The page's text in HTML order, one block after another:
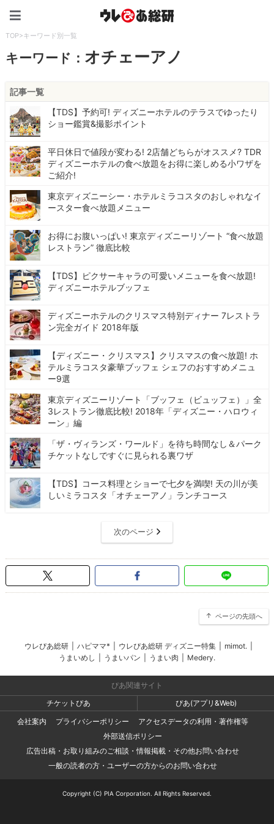
TOP>キーワード別一覧
キーワード： オチェーアノ
記事一覧
【TDS】予約可! ディズニーホテルのテラスでゆったり
ショー鑑賞&撮影ポイント
平日休日で値段が変わる! 2店舗どちらがオススメ? TDR
ディズニーホテルの食べ放題をお得に楽しめる小ワザを
ご紹介!
東京ディズニーシー・ホテルミラコスタのおしゃれなイ
ースター食べ放題メニュー
お得にお腹いっぱい! 東京ディズニーリゾート “食べ放題
レストラン” 徹底比較
【TDS】ピクサーキャラの可愛いメニューを食べ放題!
ディズニーホテルブッフェ
ディズニーホテルのクリスマス特別ディナー 7レストラ
ン完全ガイド 2018年版
【ディズニー・クリスマス】クリスマスの食べ放題! ホ
テルミラコスタ豪華ブッフェ シェフのおすすめメニュ
ー9選
東京ディズニーリゾート「ブッフェ（ビュッフェ）」全
3レストラン徹底比較! 2018年「ディズニー・ハロウィ
ーン」編
「ザ・ヴィランズ・ワールド」を待ち時間なし＆パーク
チケットなしですぐに見られる裏ワザ
【TDS】コース料理とショーで七夕を満喫! 天の川が美
しいミラコスタ「オチェーアノ」ランチコース
次のページ
ページの先頭へ
ウレぴあ総研 ハピママ* ウレぴあ総研 ディズニー特集 mimot.
うまいめし
うまいパン うまい肉 Medery.
ぴあ関連サイト
チケットぴあ
ぴあ(アプリ&Web)
会社案内
プライバシーポリシー
アクセスデータの利用・著作権等
外部送信ポリシー
広告出稿・お取り組みのご相談・情報掲載・その他お問い合わせ
一般の読者の方・ユーザーの方からのお問い合わせ
Copyright (C) PIA Corporation. All Rights Reserved.